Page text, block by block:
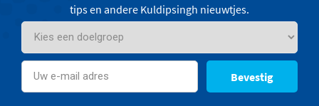
tips en andere Kuldipsingh nieuwtjes.
Bevestig